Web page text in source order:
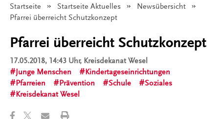
Startseite Startseite Aktuelles
Newsübersicht
Angezeigt:
Pfarrei überreicht Schutzkonzept
Pfarrei überreicht Schutzkonzept
17.05.2018, 14:43 Uhr, Kreisdekanat Wesel
Junge Menschen
Kindertageseinrichtungen
Pfarreien
Prävention Schule
Soziales
Kreisdekanat Wesel